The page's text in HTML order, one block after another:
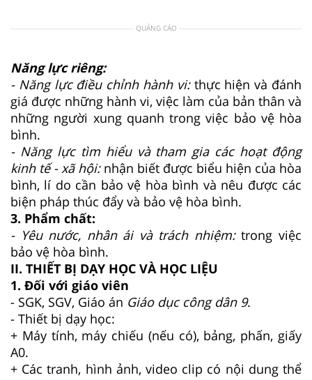
QUẢNG CÁO
Năng lực riêng:
- Năng lực điều chỉnh hành vi:thực hiện và đánh
giá được những hành vi, việc làm của bản thân và
những người xung quanh trong việc bảo vệ hòa
bình.
- Năng lực tìm hiểu và tham gia các hoạt động
kinh tế - xã hội:nhận biết được biểu hiện của hòa
bình, lí do cần bảo vệ hòa bình và nêu được các
biện pháp thúc đẩy và bảo vệ hòa bình.
3. Phẩm chất:
- Yêu nước, nhân ái và trách nhiệm:trong việc
bảo vệ hòa bình.
II. THIẾT BỊ DẠY HỌC VÀ HỌC LIỆU
1. Đối với giáo viên
- SGK, SGV, Giáo án Giáo dục công dân 9.
- Thiết bị dạy học:
+ Máy tính, máy chiếu (nếu có), bảng, phấn, giấy
A0.
+ Các tranh, hình ảnh, video clip có nội dung thể